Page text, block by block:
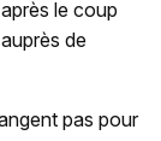
le coup
de
pas pour